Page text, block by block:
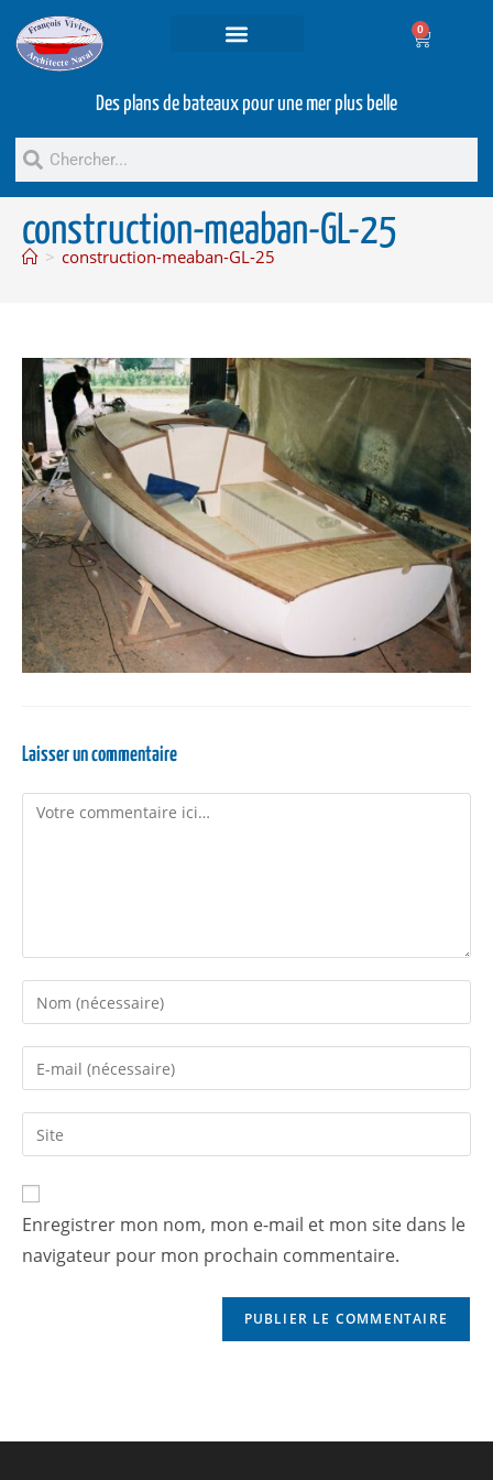
0
Des plans de bateaux pour une mer plus belle
construction-meaban-GL-25
> construction-meaban-GL-25
Laisser un commentaire
Enregistrer mon nom, mon e-mail et mon site dans le
navigateur pour mon prochain commentaire.